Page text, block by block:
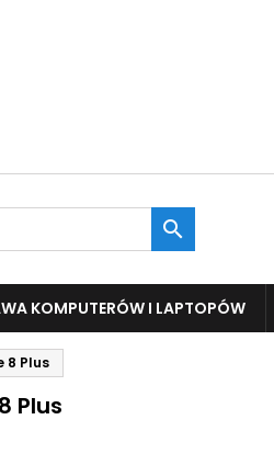

KOMPUTERÓW I LAPTOPÓW
8 Plus
Plus